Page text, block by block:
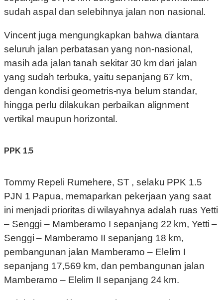
sudah aspal dan selebihnya jalan non nasional.
Vincent juga mengungkapkan bahwa diantara
seluruh jalan perbatasan yang non-nasional,
masih ada jalan tanah sekitar 30 km dari jalan
yang sudah terbuka, yaitu sepanjang 67 km,
dengan kondisi geometris-nya belum standar,
hingga perlu dilakukan perbaikan alignment
vertikal maupun horizontal.
PPK 1.5
Tommy Repeli Rumehere, ST , selaku PPK 1.5
PJN 1 Papua, memaparkan pekerjaan yang saat
ini menjadi prioritas di wilayahnya adalah ruas Yetti
– Senggi – Mamberamo I sepanjang 22 km, Yetti –
Senggi – Mamberamo II sepanjang 18 km,
pembangunan jalan Mamberamo – Elelim I
sepanjang 17,569 km, dan pembangunan jalan
Mamberamo – Elelim II sepanjang 24 km.